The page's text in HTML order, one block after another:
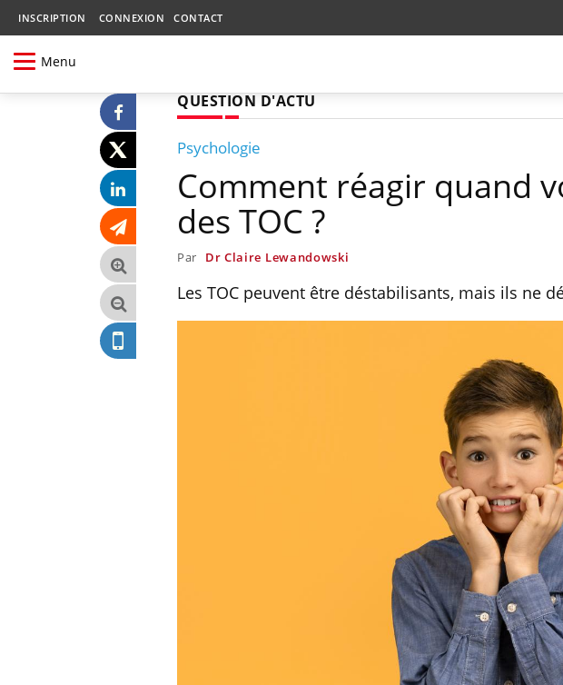
INSCRIPTION CONNEXION CONTACT
Menu
QUESTION D'ACTU
Psychologie
Comment réagir quand
des TOC ?
Par Dr Claire Lewandowski
Les TOC peuvent être déstabilisants, mais ils ne